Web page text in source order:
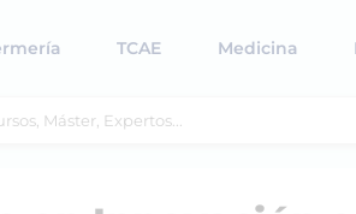
TCAE Medicina